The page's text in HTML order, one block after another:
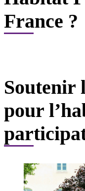
France ?
Soutenir
pour